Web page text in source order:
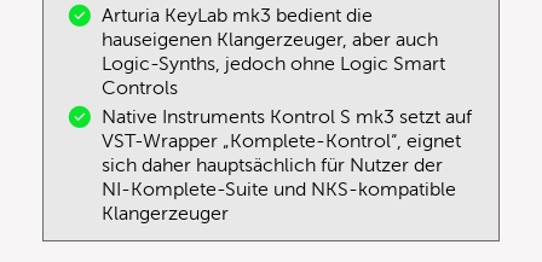
Arturia KeyLab mk3 bedient die
hauseigenen Klangerzeuger, aber auch
Logic-Synths, jedoch ohne Logic Smart
Controls
Native Instruments Kontrol S mk3 setzt auf
VST-Wrapper „Komplete-Kontrol“, eignet
sich daher hauptsächlich für Nutzer der
NI-Komplete-Suite und NKS-kompatible
Klangerzeuger